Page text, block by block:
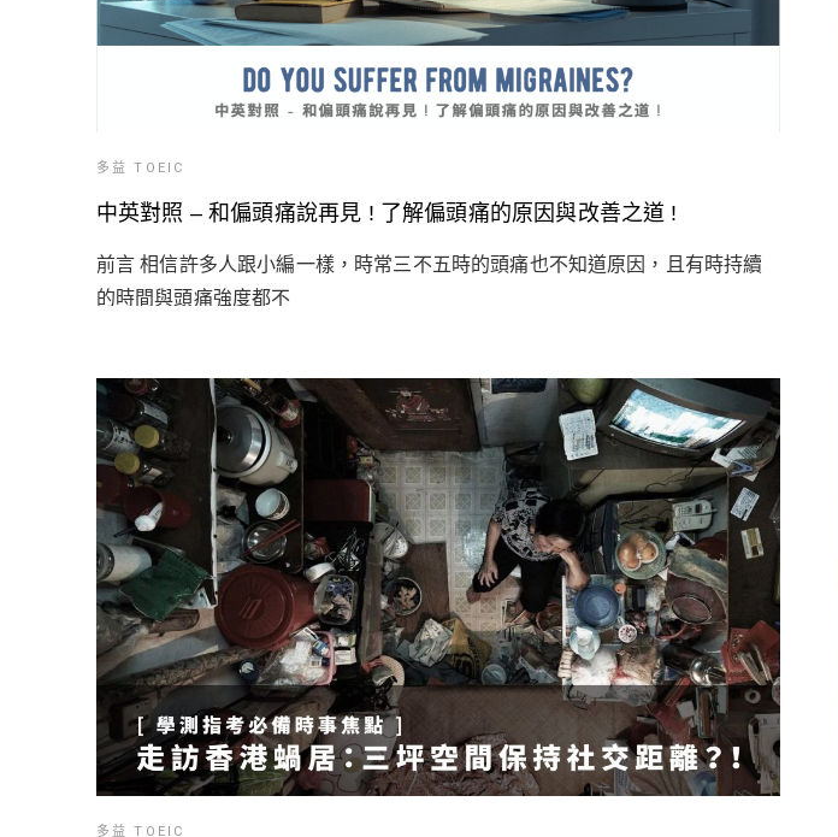
多益 TOEIC
中英對照 – 和偏頭痛說再見 ! 了解偏頭痛的原因與改善之道 !
前言 相信許多人跟小編一樣，時常三不五時的頭痛也不知道原因，且有時持續
的時間與頭痛強度都不
多益 TOEIC